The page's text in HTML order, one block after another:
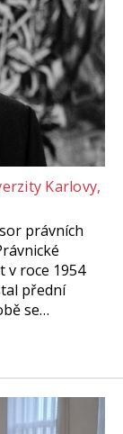
Karlovy,
právních
v roce 1954
přední
se…